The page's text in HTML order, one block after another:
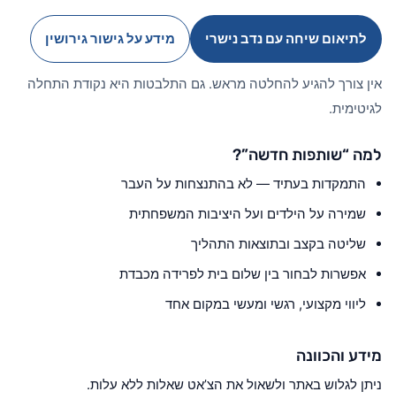
לתיאום שיחה עם נדב נישרי מידע על גישור גירושין
אין צורך להגיע להחלטה מראש. גם התלבטות היא נקודת התחלה
לגיטימית.
למה “שותפות חדשה”?
התמקדות בעתיד — לא בהתנצחות על העבר
שמירה על הילדים ועל היציבות המשפחתית
שליטה בקצב ובתוצאות התהליך
אפשרות לבחור בין שלום בית לפרידה מכבדת
ליווי מקצועי, רגשי ומעשי במקום אחד
מידע והכוונה
ניתן לגלוש באתר ולשאול את הצ’אט שאלות ללא עלות.